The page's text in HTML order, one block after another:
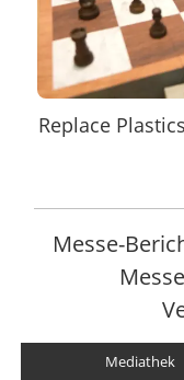
Replace Plastics
Messe-
Mediathek